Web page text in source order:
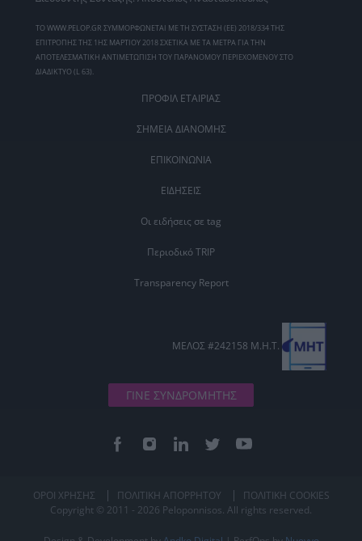
ΤΟ WWW.PELOP.GR ΣΥΜΜΟΡΦΩΝΕΤΑΙ ΜΕ ΤΗ ΣΥΣΤΑΣΗ (ΕΕ) 2018/334 ΤΗΣ
ΕΠΙΤΡΟΠΗΣ ΤΗΣ 1ΗΣ ΜΑΡΤΙΟΥ 2018 ΣΧΕΤΙΚΑ ΜΕ ΤΑ ΜΕΤΡΑ ΓΙΑ ΤΗΝ
ΑΠΟΤΕΛΕΣΜΑΤΙΚΗ ΑΝΤΙΜΕΤΩΠΙΣΗ ΤΟΥ ΠΑΡΑΝΟΜΟΥ ΠΕΡΙΕΧΟΜΕΝΟΥ ΣΤΟ
ΔΙΑΔΙΚΤΥΟ (L 63).
ΠΡΟΦΙΛ ΕΤΑΙΡΙΑΣ
ΣΗΜΕΙΑ ΔΙΑΝΟΜΗΣ
ΕΠΙΚΟΙΝΩΝΙΑ
ΕΙΔΗΣΕΙΣ
Οι ειδήσεις σε tag
Περιοδικό TRIP
Transparency Report
ΓΙΝΕ ΣΥΝΔΡΟΜΗΤΗΣ
ΜΕΛΟΣ #242158 Μ.Η.Τ.
ΟΡΟΙ ΧΡΗΣΗΣ ΠΟΛΙΤΙΚΗ ΑΠΟΡΡΗΤΟΥ
ΠΟΛΙΤΙΚΗ COOKIES
Copyright © 2011 - 2026 Peloponnisos. All rights reserved.